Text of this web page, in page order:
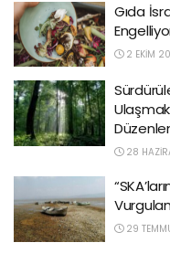
Gıda
2 EKIM
28
29